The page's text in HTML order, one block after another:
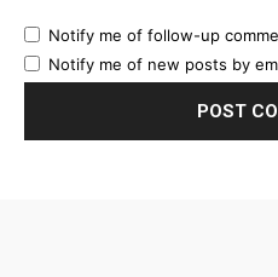
Notify me of follow-up
Notify me of new posts by